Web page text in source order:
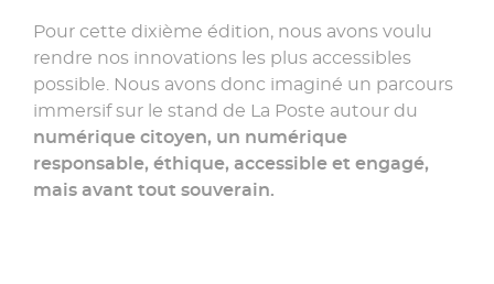
Pour cette dixième édition, nous avons voulu
rendre nos innovations les plus accessibles
possible. Nous avons donc imaginé un parcours
immersif sur le stand de La Poste autour du
numérique citoyen, un numérique
responsable, éthique, accessible et engagé,
mais avant tout souverain.